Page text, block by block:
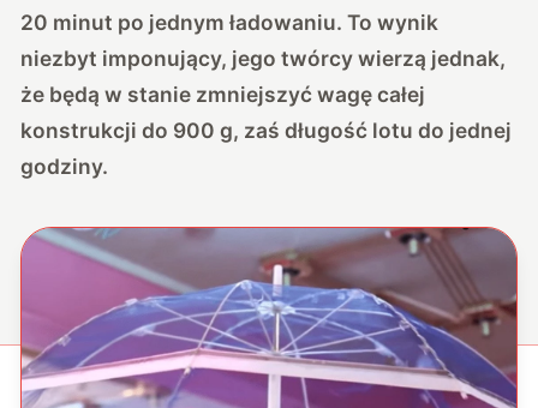
20 minut po jednym ładowaniu. To wynik
niezbyt imponujący, jego twórcy wierzą jednak,
że będą w stanie zmniejszyć wagę całej
konstrukcji do 900 g, zaś długość lotu do jednej
godziny.